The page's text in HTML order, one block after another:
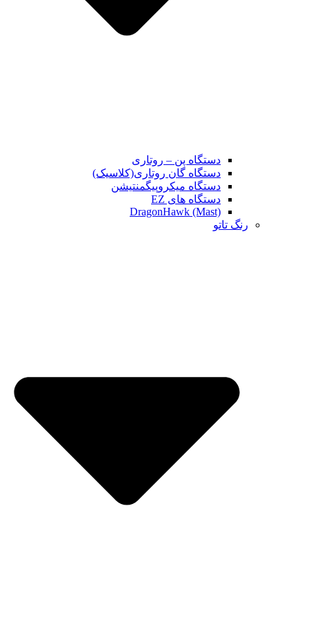
دستگاه پن – روتاری
دستگاه گان روتاری(کلاسیک)
دستگاه میکروپیگمنتیشن
دستگاه های EZ
DragonHawk (Mast)
رنگ تاتو